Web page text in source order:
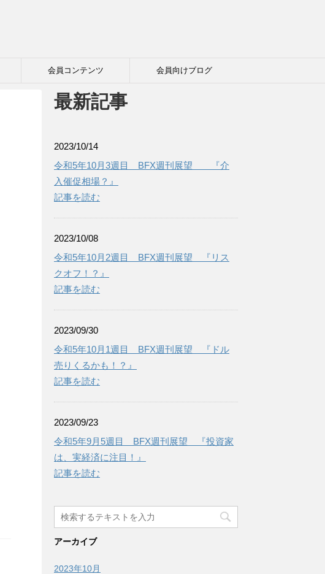
会員コンテンツ 会員向けブログ
最新記事
2023/10/14
令和5年10月3週目 BFX週刊展望 『介
入催促相場？』
記事を読む
2023/10/08
令和5年10月2週目 BFX週刊展望 『リス
クオフ！？』
記事を読む
2023/09/30
令和5年10月1週目 BFX週刊展望 『ドル
売りくるかも！？』
記事を読む
2023/09/23
令和5年9月5週目 BFX週刊展望 『投資家
は、実経済に注目！』
記事を読む
アーカイブ
2023年10月